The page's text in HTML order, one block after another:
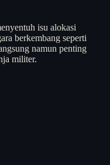
isu alokasi
berkembang seperti
namun penting
militer.